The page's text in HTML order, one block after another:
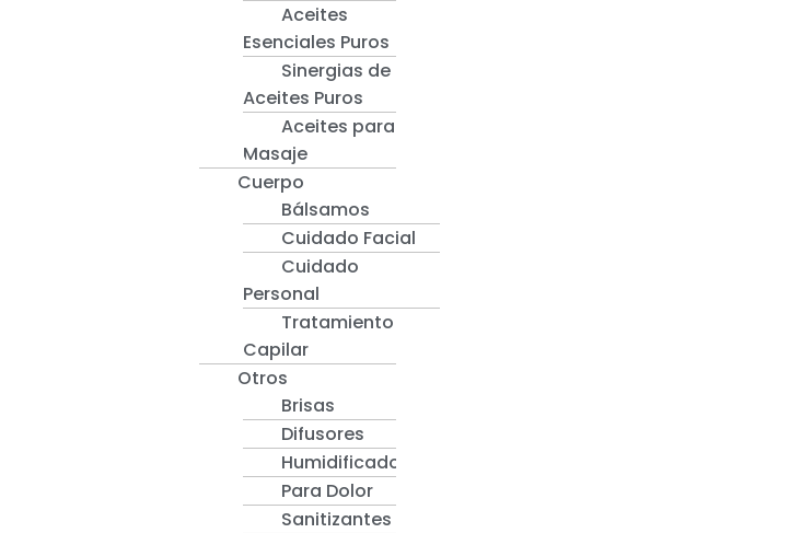
Aceites
Esenciales Puros
Sinergias de
Aceites Puros
Aceites para
Masaje
Cuerpo
Bálsamos
Cuidado Facial
Cuidado
Personal
Tratamiento
Capilar
Otros
Brisas
Difusores
Humidificadores
Para Dolor
Sanitizantes